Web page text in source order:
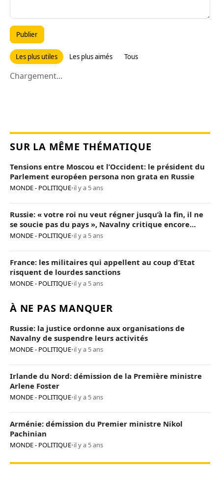
Publier
Les plus utiles Les plus aimés Tous
Chargement...
SUR LA MÊME THÉMATIQUE
Tensions entre Moscou et l’Occident: le président du
Parlement européen persona non grata en Russie
MONDE - POLITIQUE•il y a 5 ans
Russie: « votre roi nu veut régner jusqu’à la fin, il ne
se soucie pas du pays », Navalny critique encore
Poutine
MONDE - POLITIQUE•il y a 5 ans
France: les militaires qui appellent au coup d’Etat
risquent de lourdes sanctions
MONDE - POLITIQUE•il y a 5 ans
À NE PAS MANQUER
Russie: la justice ordonne aux organisations de
Navalny de suspendre leurs activités
MONDE - POLITIQUE•il y a 5 ans
Irlande du Nord: démission de la Première ministre
Arlene Foster
MONDE - POLITIQUE•il y a 5 ans
Arménie: démission du Premier ministre Nikol
Pachinian
MONDE - POLITIQUE•il y a 5 ans